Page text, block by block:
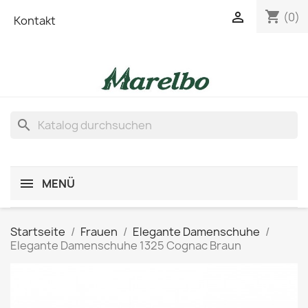
Kontakt shopping_cart (0)

search
MENÜ
Startseite Frauen
Elegante Damenschuhe
Elegante Damenschuhe 1325 Cognac Braun